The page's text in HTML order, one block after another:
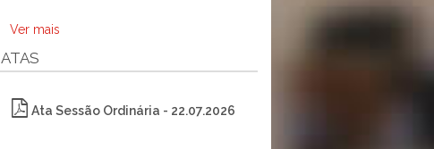
Ver mais
ATAS
Ata Sessão Ordinária - 22.07.2026